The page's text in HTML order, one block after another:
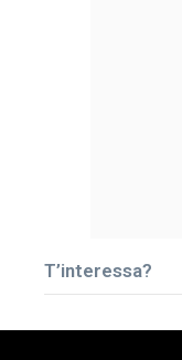
T’interessa?